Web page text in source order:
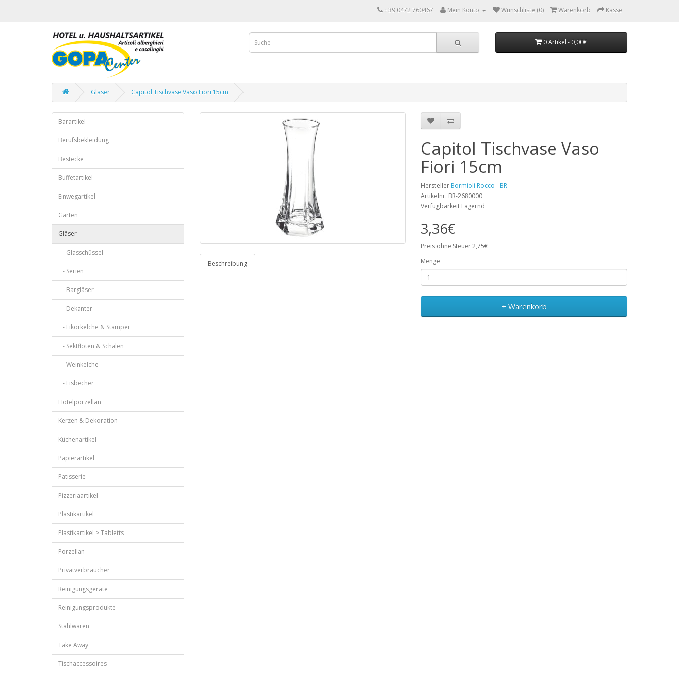
+39 0472 760467 Mein Konto Wunschliste (0) Warenkorb Kasse
0 Artikel - 0,00€
Gläser Capitol Tischvase Vaso Fiori 15cm
Barartikel
Berufsbekleidung
Bestecke
Buffetartikel
Einwegartikel
Garten
Gläser
- Glasschüssel
- Serien
- Bargläser
- Dekanter
- Likörkelche & Stamper
- Sektflöten & Schalen
- Weinkelche
- Eisbecher
Hotelporzellan
Kerzen & Dekoration
Küchenartikel
Papierartikel
Patisserie
Pizzeriaartikel
Plastikartikel
Plastikartikel > Tabletts
Porzellan
Privatverbraucher
Reinigungsgeräte
Reinigungsprodukte
Stahlwaren
Take Away
Tischaccessoires
Beschreibung
Capitol Tischvase Vaso
Fiori 15cm
Hersteller Bormioli Rocco - BR
Artikelnr. BR-2680000
Verfügbarkeit Lagernd
3,36€
Preis ohne Steuer 2,75€
Menge
+ Warenkorb